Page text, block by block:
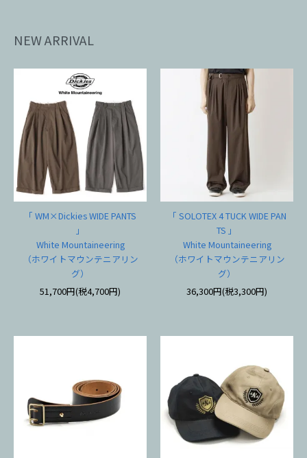
NEW ARRIVAL
「 WM×Dickies WIDE PANTS
」
White Mountaineering
（ホワイトマウンテニアリン
グ）
51,700円(税4,700円)
「 SOLOTEX 4 TUCK WIDE PAN
TS 」
White Mountaineering
（ホワイトマウンテニアリン
グ）
36,300円(税3,300円)